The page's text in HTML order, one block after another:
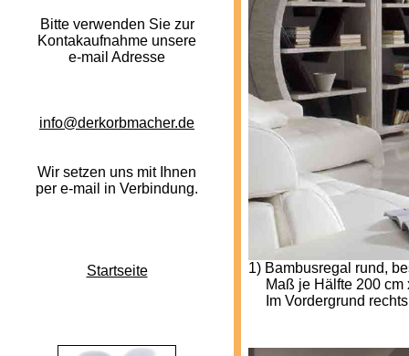
Bitte verwenden Sie zur
Kontakaufnahme unsere
e-mail Adresse
info@derkorbmacher.de
Wir setzen uns mit Ihnen
per e-mail in Verbindung.
Startseite
1) Bambusregal rund,
Maß je Hälfte 200 cm
Im Vordergrund